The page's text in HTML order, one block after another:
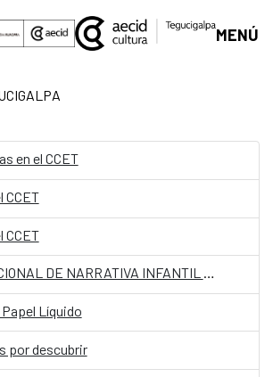
principal
MENÚ
en el CCET
CCET
CCET
XV PREMIO NACIONAL DE NARRATIVA INFANTIL Y JUVENIL
Líquido
por descubrir